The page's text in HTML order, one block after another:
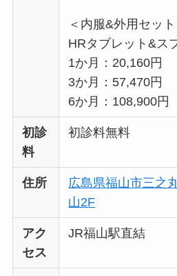
＜内服&外用セット
HRタブレット&ス
1か月：20,160円
3か月：57,470円
6か月：108,900円
初診
料
初診料無料
住所
広島県福山市三之
山2F
アク
セス
JR福山駅直結